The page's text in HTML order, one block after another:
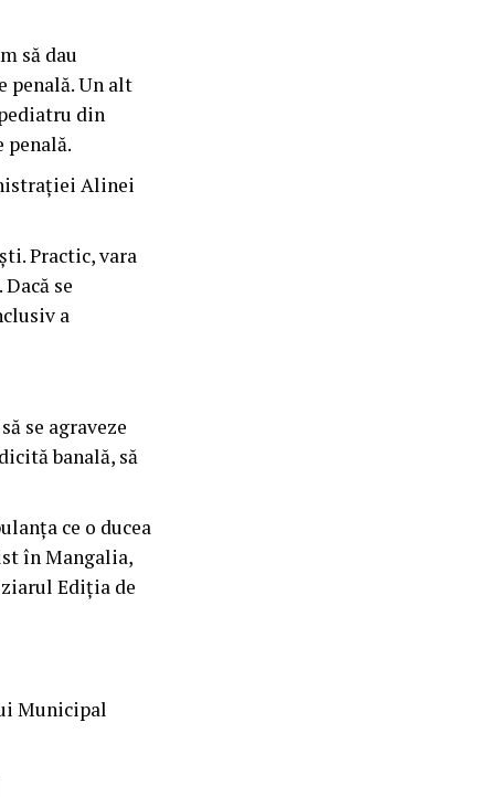
să dau
penală. Un alt
din
penală.
Alinei
Practic, vara
se
a
se agraveze
banală, să
ce o ducea
în Mangalia,
Ediția de
Municipal